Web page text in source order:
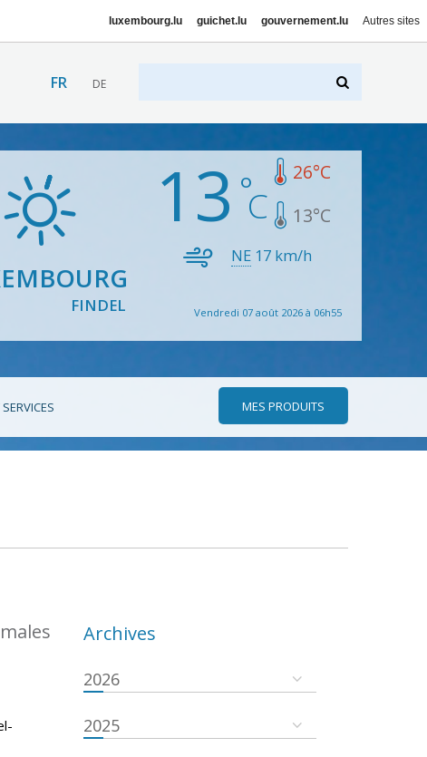
luxembourg.lu guichet.lu gouvernement.lu Autres sites
FR DE
FINDEL
13 26°C
13°C
NE 17 km/h
Vendredi 07 août 2026 à 06h55
MES PRODUITS
Archives
2026
2025